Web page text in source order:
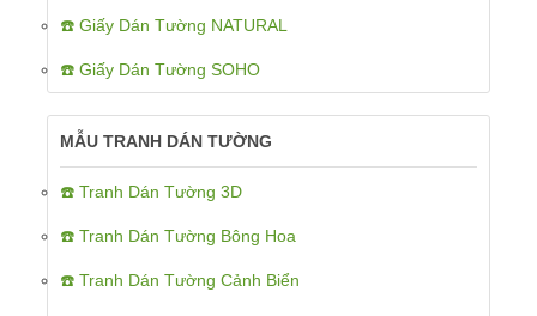
☎️ Giấy Dán Tường NATURAL
☎️ Giấy Dán Tường SOHO
MẪU TRANH DÁN TƯỜNG
☎️ Tranh Dán Tường 3D
☎️ Tranh Dán Tường Bông Hoa
☎️ Tranh Dán Tường Cảnh Biển